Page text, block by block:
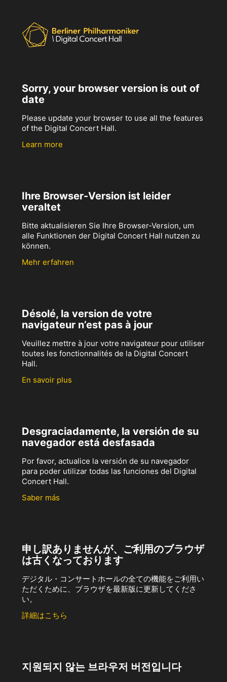
Sorry, your browser version is out of
date
Please update your browser to use all the features
of the Digital Concert Hall.
Learn more
Ihre Browser-Version ist leider
veraltet
Bitte aktualisieren Sie Ihre Browser-Version, um
alle Funktionen der Digital Concert Hall nutzen zu
können.
Mehr erfahren
Désolé, la version de votre
navigateur n’est pas à jour
Veuillez mettre à jour votre navigateur pour utiliser
toutes les fonctionnalités de la Digital Concert
Hall.
En savoir plus
Desgraciadamente, la versión de su
navegador está desfasada
Por favor, actualice la versión de su navegador
para poder utilizar todas las funciones del Digital
Concert Hall.
Saber más
申し訳ありませんが、ご利用のブラウザ
は古くなっております
デジタル・コンサートホールの全ての機能をご利用い
ただくために、ブラウザを最新版に更新してくださ
い。
詳細はこちら
지원되지 않는 브라우저 버전입니다